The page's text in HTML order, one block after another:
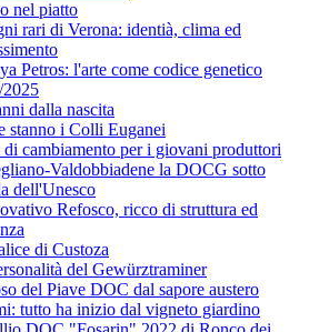
nel piatto
rari di Verona: identià, clima ed
Petros: l'arte come codice genetico
2025
dalla nascita
stanno i Colli Euganei
di cambiamento per i giovani produttori
Valdobbiadene la DOCG sotto
dell'Unesco
Refosco, ricco di struttura ed
di Custoza
del Gewürztraminer
del Piave DOC dal sapore austero
tutto ha inizio dal vigneto giardino